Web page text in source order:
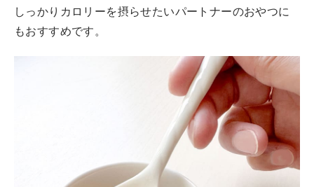
しっかりカロリーを摂らせたいパートナーのおやつに
もおすすめです。